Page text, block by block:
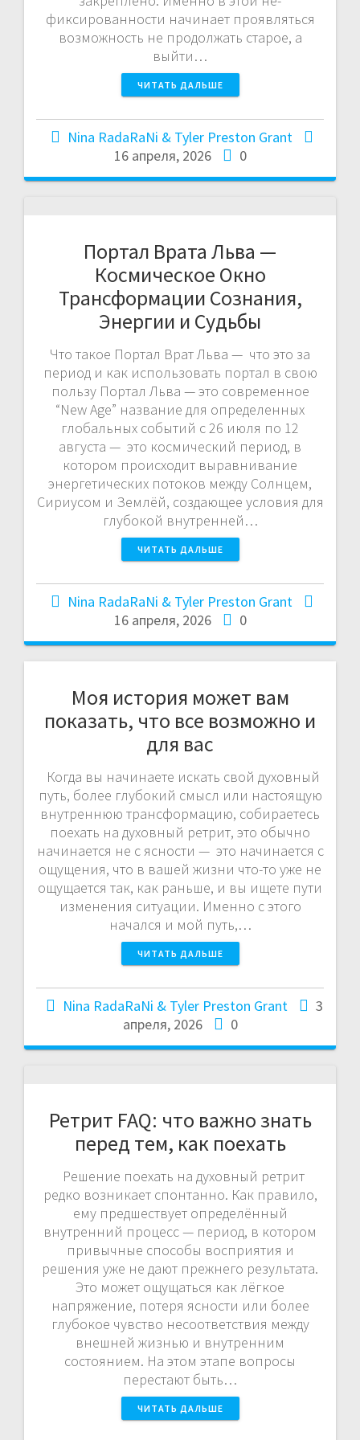
фиксированности начинает проявляться
возможность не продолжать старое, а
выйти…
ЧИТАТЬ ДАЛЬШЕ
Nina RadaRaNi & Tyler Preston Grant
16 апреля, 2026
0
Портал Врата Льва —
Космическое Окно
Трансформации Сознания,
Энергии и Судьбы
Что такое Портал Врат Льва — что это за
период и как использовать портал в свою
пользу Портал Льва — это современное
“New Age” название для определенных
глобальных событий с 26 июля по 12
августа — это космический период, в
котором происходит выравнивание
энергетических потоков между Солнцем,
Сириусом и Землёй, создающее условия для
глубокой внутренней…
ЧИТАТЬ ДАЛЬШЕ
Nina RadaRaNi & Tyler Preston Grant
16 апреля, 2026
0
Моя история может вам
показать, что все возможно и
для вас
Когда вы начинаете искать свой духовный
путь, более глубокий смысл или настоящую
внутреннюю трансформацию, собираетесь
поехать на духовный ретрит, это обычно
начинается не с ясности — это начинается с
ощущения, что в вашей жизни что-то уже не
ощущается так, как раньше, и вы ищете пути
изменения ситуации. Именно с этого
начался и мой путь,…
ЧИТАТЬ ДАЛЬШЕ
Nina RadaRaNi & Tyler Preston Grant
3
апреля, 2026
0
Ретрит FAQ: что важно знать
перед тем, как поехать
Решение поехать на духовный ретрит
редко возникает спонтанно. Как правило,
ему предшествует определённый
внутренний процесс — период, в котором
привычные способы восприятия и
решения уже не дают прежнего результата.
Это может ощущаться как лёгкое
напряжение, потеря ясности или более
глубокое чувство несоответствия между
внешней жизнью и внутренним
состоянием. На этом этапе вопросы
перестают быть…
ЧИТАТЬ ДАЛЬШЕ